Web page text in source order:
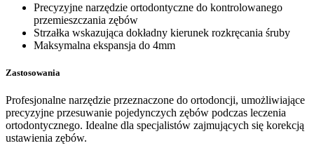
Precyzyjne narzędzie ortodontyczne do kontrolowanego
przemieszczania zębów
Strzałka wskazująca dokładny kierunek rozkręcania śruby
Maksymalna ekspansja do 4mm
Zastosowania
Profesjonalne narzędzie przeznaczone do ortodoncji, umożliwiające
precyzyjne przesuwanie pojedynczych zębów podczas leczenia
ortodontycznego. Idealne dla specjalistów zajmujących się korekcją
ustawienia zębów.